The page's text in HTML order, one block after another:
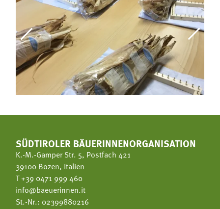
SÜDTIROLER BÄUERINNENORGANISATION
K.-M.-Gamper Str. 5, Postfach 421
39100 Bozen, Italien
T+39 0471 999 460
info@baeuerinnen.it
St.-Nr.: 02399880216